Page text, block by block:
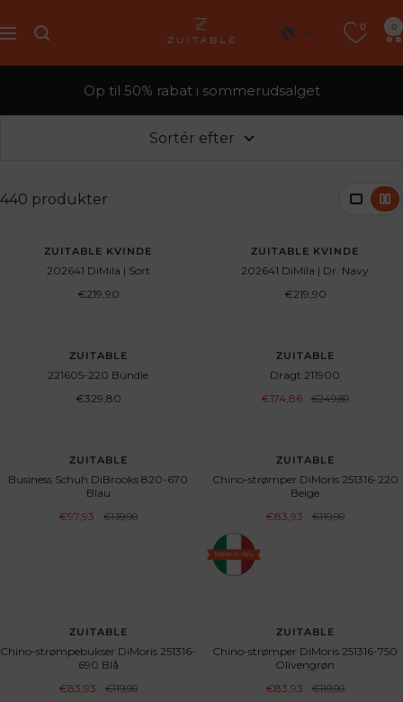
til
Navigation
Zuitable 0 0
Op til 50% rabat i sommerudsalget
Sortér efter
440 produkter
UDSOLGTZUITABLE KVINDE
202641 DiMila | Sort
Angebotspreis
€219,90
UDSOLGTZUITABLE KVINDE
202641 DiMila | Dr. Navy
Angebotspreis
€219,90
ZUITABLE
221605-220 Bundle
Angebotspreis
€329,80
ZUITABLE
Dragt 211900
Angebotspreis
€174,86
Regulärer
€249,80
ZUITABLE
Business Schuh DiBrooks 820-670
Blau
Angebotspreis
€97,93
Regulärer
€139,90
ZUITABLE
Chino-strømper DiMoris 251316-220
Beige
Angebotspreis
€83,93
Regulärer
€119,90
ZUITABLE
Chino-strømpebukser DiMoris 251316-
690 Blå
Angebotspreis
€83,93
Regulärer
€119,90
ZUITABLE
Chino-strømper DiMoris 251316-750
Olivengrøn
Angebotspreis
€83,93
Regulärer
€119,90